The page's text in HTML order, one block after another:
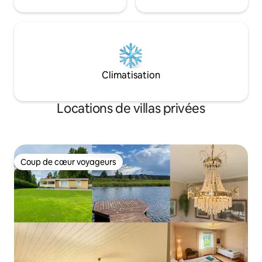
Climatisation
Locations de villas privées
Coup de cœur voyageurs
Coup de cœur voyageurs